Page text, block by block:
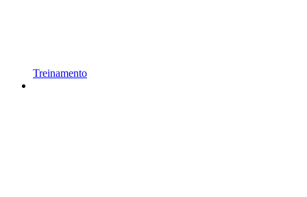
Treinamento